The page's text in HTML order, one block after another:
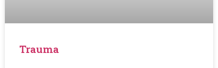
Trauma